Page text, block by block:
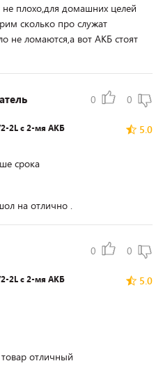
плохо,для домашних целей
сколько про служат
не ломаются,а вот АКБ стоят
0 0
5.0
2L с 2-мя АКБ
срока
на отлично .
0 0
5.0
2L с 2-мя АКБ
отличный